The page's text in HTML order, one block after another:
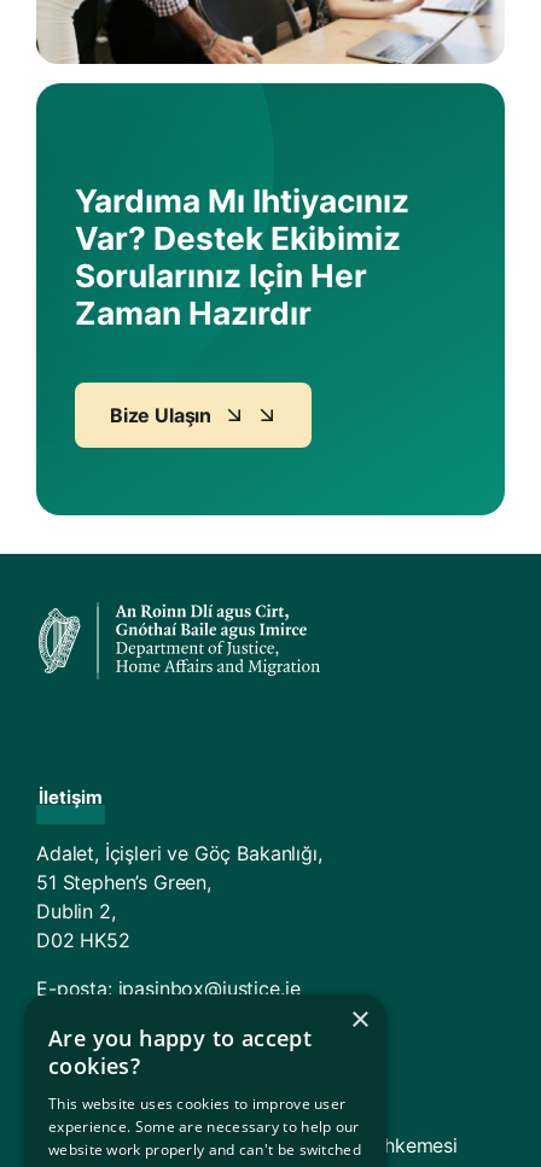
Yardıma Mı Ihtiyacınız
Var? Destek Ekibimiz
Sorularınız Için Her
Zaman Hazırdır
Bize Ulaşın
İletişim
Adalet, İçişleri ve Göç Bakanlığı,
51 Stephen’s Green,
Dublin 2,
D02 HK52
E-posta: ipasinbox@justice.ie
Kurumlar Ve Ofisler
Göçmenlik Hizmetlerinin Sunumu (ISD)
TARA – İltica ve Geri Dönüş Temyiz Mahkemesi
×
Are you happy to accept
cookies?
This website uses cookies to improve user
experience. Some are necessary to help our
website work properly and can't be switched